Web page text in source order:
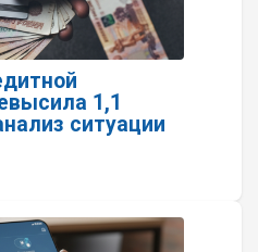
1,1
ситуации